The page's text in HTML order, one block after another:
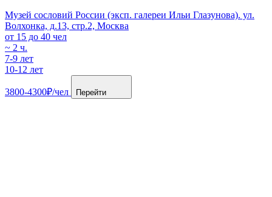
Музей сословий России (эксп. галереи Ильи Глазунова). ул.
Волхонка, д.13, стр.2, Москва
от 15 до 40 чел
~ 2 ч.
7-9 лет
10-12 лет
3800-4300₽/чел Перейти